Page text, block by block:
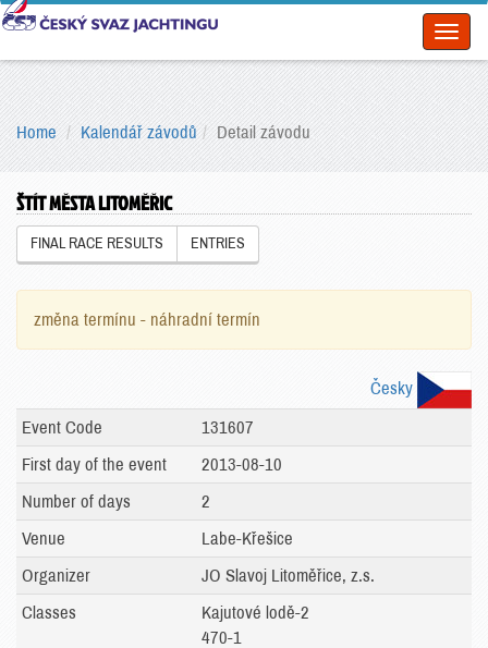
Home Kalendář závodů Detail závodu
ŠTÍT MĚSTA LITOMĚŘIC
FINAL RACE RESULTS ENTRIES
změna termínu - náhradní termín
Česky
Event Code
131607
First day of the event
2013-08-10
Number of days
2
Venue
Labe-Křešice
Organizer
JO Slavoj Litoměřice, z.s.
Classes
Kajutové lodě-2
470-1